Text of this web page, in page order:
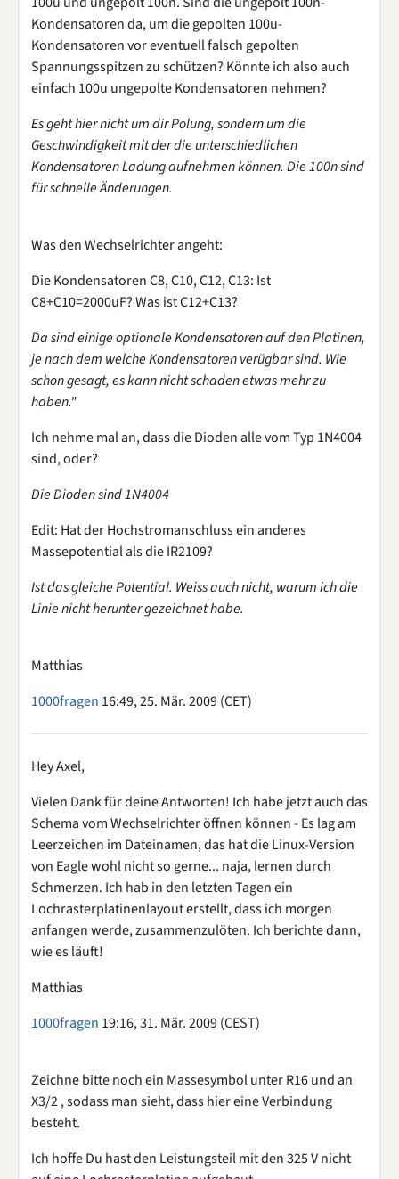
Kondensatoren da, um die gepolten 100u-
Kondensatoren vor eventuell falsch gepolten
Spannungsspitzen zu schützen? Könnte ich also auch
einfach 100u ungepolte Kondensatoren nehmen?
Es geht hier nicht um dir Polung, sondern um die
Geschwindigkeit mit der die unterschiedlichen
Kondensatoren Ladung aufnehmen können. Die 100n sind
für schnelle Änderungen.
Was den Wechselrichter angeht:
Die Kondensatoren C8, C10, C12, C13: Ist
C8+C10=2000uF? Was ist C12+C13?
Da sind einige optionale Kondensatoren auf den Platinen,
je nach dem welche Kondensatoren verügbar sind. Wie
schon gesagt, es kann nicht schaden etwas mehr zu
haben."
Ich nehme mal an, dass die Dioden alle vom Typ 1N4004
sind, oder?
Die Dioden sind 1N4004
Edit: Hat der Hochstromanschluss ein anderes
Massepotential als die IR2109?
Ist das gleiche Potential. Weiss auch nicht, warum ich die
Linie nicht herunter gezeichnet habe.
Matthias
1000fragen 16:49, 25. Mär. 2009 (CET)
Hey Axel,
Vielen Dank für deine Antworten! Ich habe jetzt auch das
Schema vom Wechselrichter öffnen können - Es lag am
Leerzeichen im Dateinamen, das hat die Linux-Version
von Eagle wohl nicht so gerne... naja, lernen durch
Schmerzen. Ich hab in den letzten Tagen ein
Lochrasterplatinenlayout erstellt, dass ich morgen
anfangen werde, zusammenzulöten. Ich berichte dann,
wie es läuft!
Matthias
1000fragen 19:16, 31. Mär. 2009 (CEST)
Zeichne bitte noch ein Massesymbol unter R16 und an
X3/2 , sodass man sieht, dass hier eine Verbindung
besteht.
Ich hoffe Du hast den Leistungsteil mit den 325 V nicht